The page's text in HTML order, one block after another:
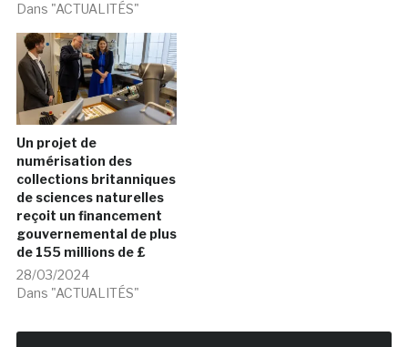
Dans "ACTUALITÉS"
Un projet de
numérisation des
collections britanniques
de sciences naturelles
reçoit un financement
gouvernemental de plus
de 155 millions de £
28/03/2024
Dans "ACTUALITÉS"